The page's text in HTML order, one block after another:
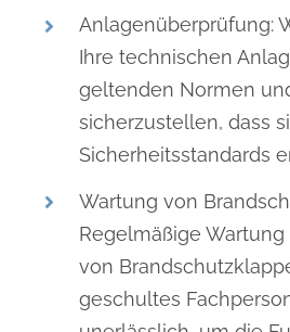
Anlagenüberprüfung:
Ihre technischen
geltenden Normen
sicherzustellen, dass
Sicherheitsstandards
Wartung von
Regelmäßige
von
geschultes